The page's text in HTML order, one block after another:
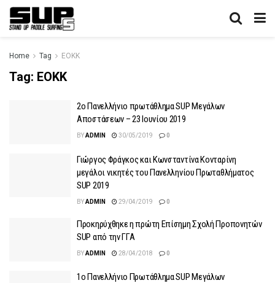
Home Tag ΕΟΚΚ
Tag: ΕΟΚΚ
2o Πανελλήνιο πρωτάθλημα SUP Μεγάλων
Αποστάσεων – 23 Ιουνίου 2019
BYADMIN 30/05/2019 0
Γιώργος Φράγκος και Κωνσταντίνα Κονταρίνη
μεγάλοι νικητές του Πανελληνίου Πρωταθλήματος
SUP 2019
BYADMIN 29/04/2019 0
Προκηρύχθηκε η πρώτη Eπίσημη Σχολή Προπονητών
SUP από την ΓΓΑ
BYADMIN 28/04/2018 0
1ο Πανελλήνιο Πρωτάθλημα SUP Μεγάλων